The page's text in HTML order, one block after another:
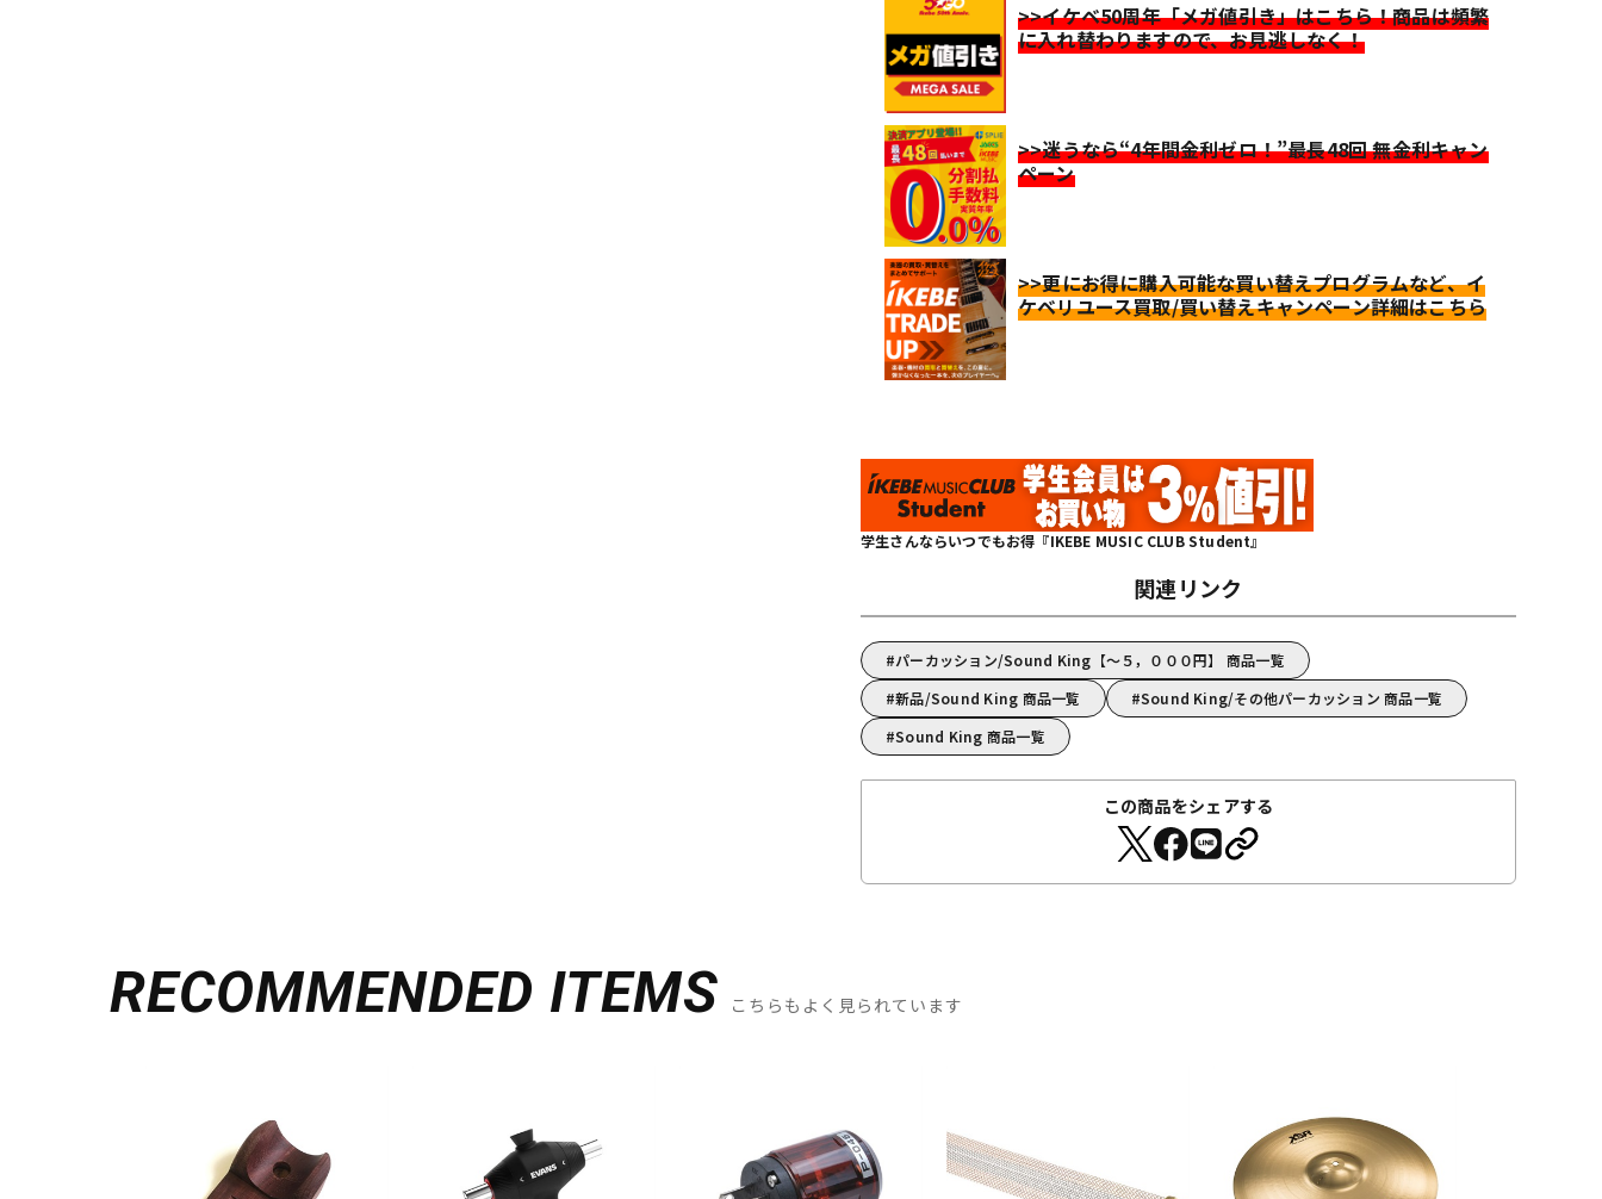
>>イケベ50周年「メガ値引き」はこちら！商品は頻繁
に入れ替わりますので、お見逃しなく！
>>迷うなら“4年間金利ゼロ！”最長48回 無金利キャン
ペーン
>>更にお得に購入可能な買い替えプログラムなど、イ
ケベリユース買取/買い替えキャンペーン詳細はこちら
学生さんならいつでもお得『IKEBE MUSIC CLUB Student』
関連リンク
パーカッション/Sound King【～５，０００円】 商品一覧
新品/Sound King 商品一覧
Sound King/その他パーカッション 商品一覧
Sound King 商品一覧
この商品をシェアする
RECOMMENDED ITEMS こちらもよく見られています